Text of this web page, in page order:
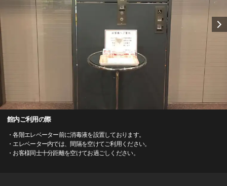
館内ご利用の際
・各階エレベーター前に消毒液を設置しております。
・エレベーター内では、間隔を空けてご利用ください。
・お客様同士十分距離を空けてお過ごしください。